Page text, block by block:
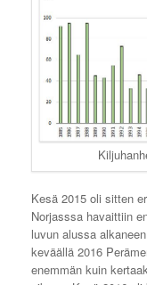
Kesä 2015 oli sitten
Norjasssa havaittiin
luvun alussa
keväällä 2016
enemmän kuin